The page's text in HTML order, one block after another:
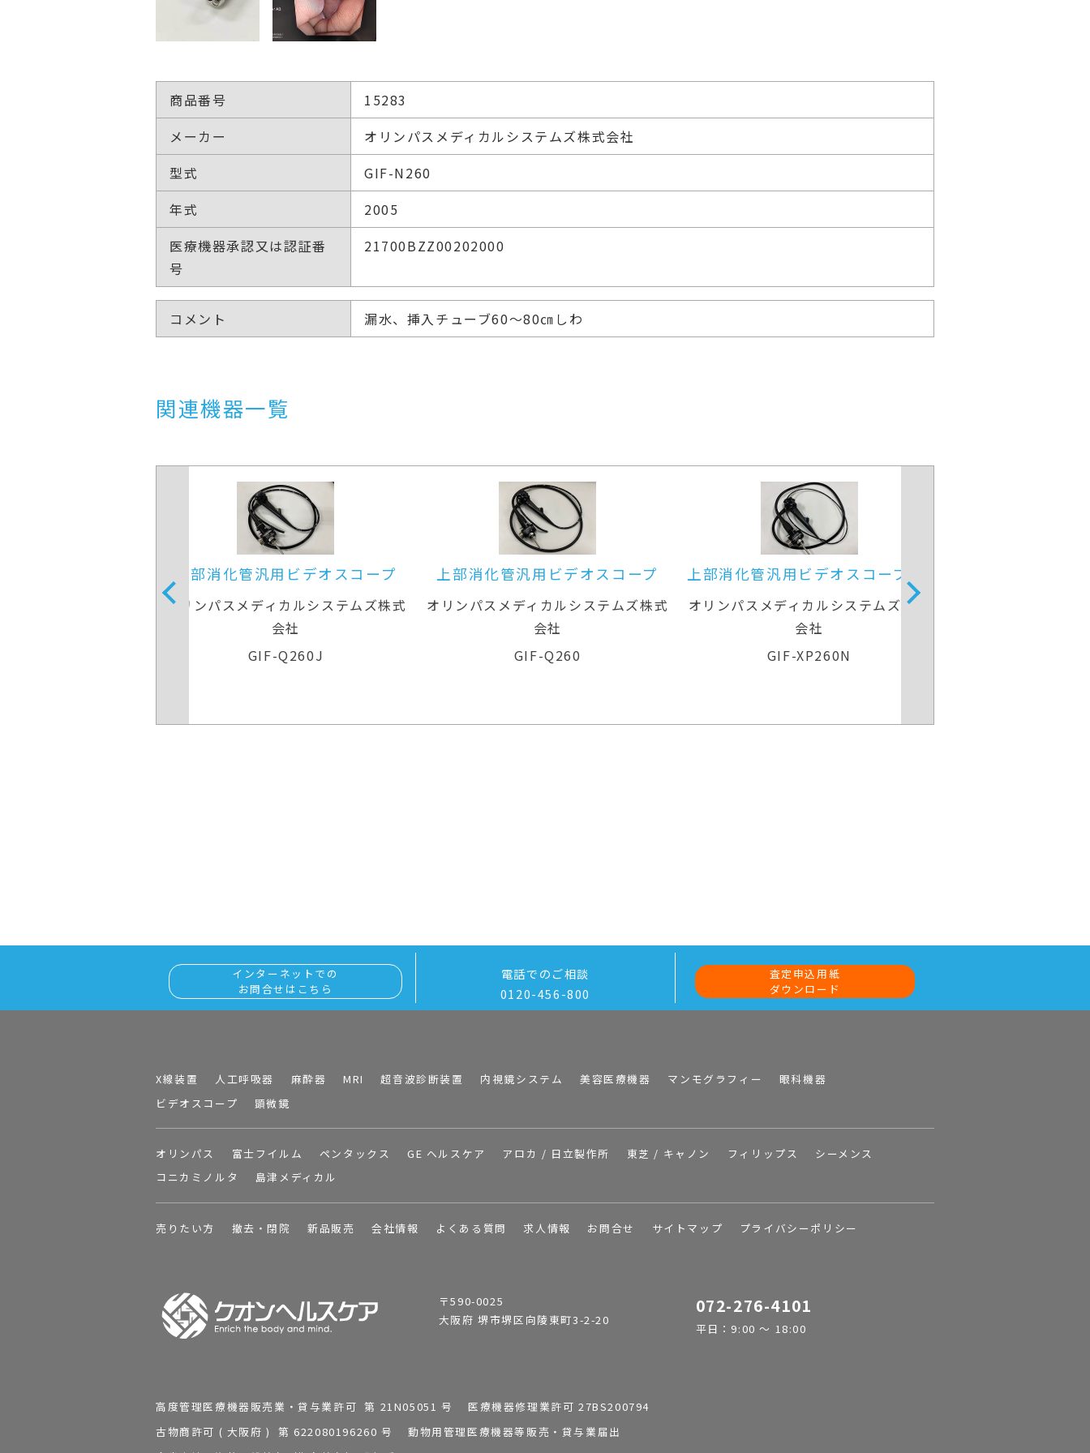
商品番号
15283
メーカー
オリンパスメディカルシステムズ株式会社
型式
GIF-N260
年式
2005
医療機器承認又は認証番
号
21700BZZ00202000
コメント 漏水、挿入チューブ60～80㎝しわ
関連機器一覧
上部消化管汎用ビデオスコープ
オリンパスメディカルシステムズ株式
会社
GIF-Q260
上部消化管汎用ビデオスコープ(径
鼻対応)
オリンパスメディカルシステムズ株式
会社
GIF-XP260N
上部消化管汎用ビデオスコープ
オリンパスメディカルシステムズ株式
会社
GIF-H260
インターネットでの
お問合せはこちら
電話でのご相談
0120-456-800
査定申込用紙
ダウンロード
X線装置 人工呼吸器 麻酔器 MRI 超音波診断装置 内視鏡システム 美容医療機器 マンモグラフィー
眼科機器
ビデオスコープ
顕微鏡
オリンパス 富士フイルム ペンタックス GE ヘルスケア アロカ / 日立製作所 東芝 / キャノン フィリップス
シーメンス
コニカミノルタ
島津メディカル
売りたい方 撤去・閉院 新品販売 会社情報 よくある質問 求人情報 お問合せ サイトマップ プライバシーポリシー
〒590-0025
大阪府 堺市堺区向陵東町3-2-20
072-276-4101
平日：9:00 ～ 18:00
高度管理医療機器販売業・貸与業許可 第 21N05051 号 医療機器修理業許可 27BS200794
古物商許可 ( 大阪府 ) 第 622080196260 号 動物用管理医療機器等販売・貸与業届出